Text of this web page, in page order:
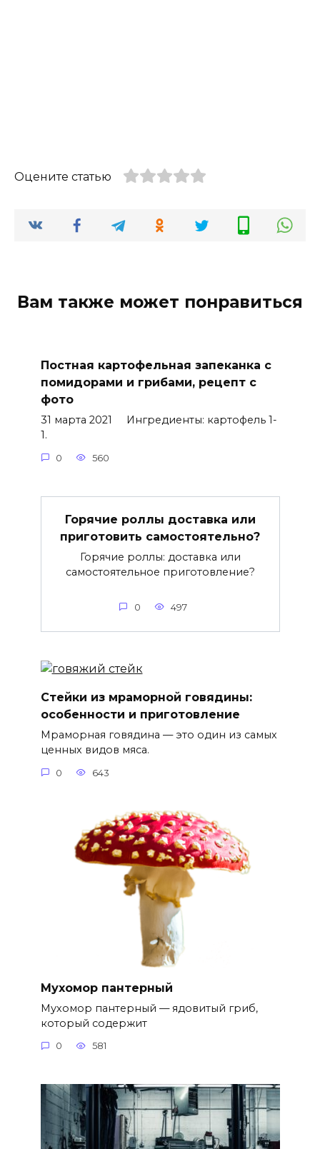
Оцените статью
Вам также может понравиться
Постная картофельная запеканка с
помидорами и грибами, рецепт с
фото
31 марта 2021 Ингредиенты: картофель 1-
1.
0 560
Горячие роллы доставка или
приготовить самостоятельно?
Горячие роллы: доставка или
самостоятельное приготовление?
0 497
Стейки из мраморной говядины:
особенности и приготовление
Мраморная говядина — это один из самых
ценных видов мяса.
0 643
Мухомор пантерный
Мухомор пантерный — ядовитый гриб,
который содержит
0 581